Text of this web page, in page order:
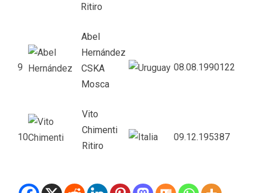
Ritiro
9
Abel
Hernández
CSKA
Mosca
08.08.1990122
10
Vito
Chimenti
Ritiro
09.12.195387